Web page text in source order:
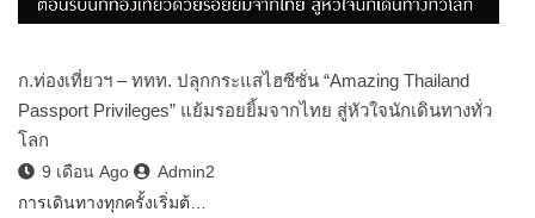
ก.ท่องเที่ยวฯ – ททท. ปลุกกระแสไฮซีซั่น “Amazing Thailand
Passport Privileges” แย้มรอยยิ้มจากไทย สู่หัวใจนักเดินทางทั่ว
โลก
9 เดือน Ago
Admin2
การเดินทางทุกครั้งเริ่มต้…